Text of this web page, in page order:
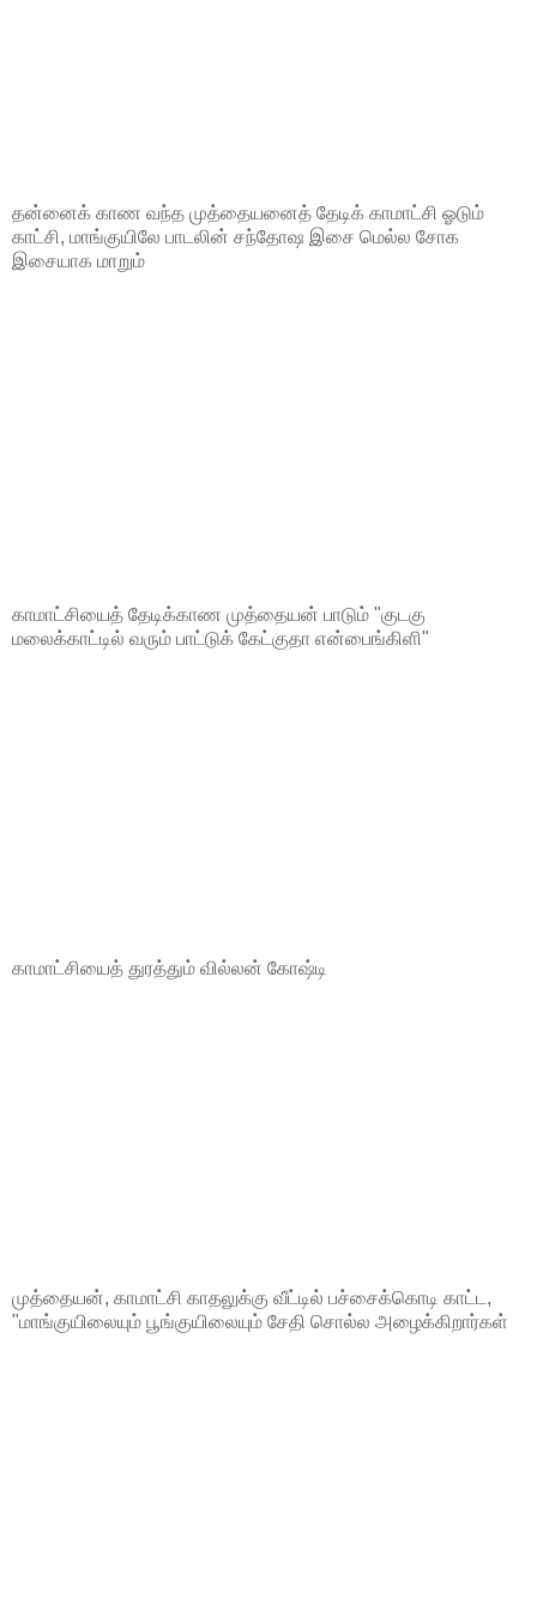
தன்னைக் காண வந்த முத்தையனைத் தேடிக் காமாட்சி ஓடும்
காட்சி, மாங்குயிலே பாடலின் சந்தோஷ இசை மெல்ல சோக
இசையாக மாறும்
காமாட்சியைத் தேடிக்காண முத்தையன் பாடும் "குடகு
மலைக்காட்டில் வரும் பாட்டுக் கேட்குதா என்பைங்கிளி"
காமாட்சியைத் துரத்தும் வில்லன் கோஷ்டி
முத்தையன், காமாட்சி காதலுக்கு வீட்டில் பச்சைக்கொடி காட்ட,
"மாங்குயிலையும் பூங்குயிலையும் சேதி சொல்ல அழைக்கிறார்கள்